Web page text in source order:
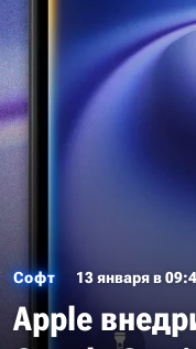
Софт 13 января в
Apple